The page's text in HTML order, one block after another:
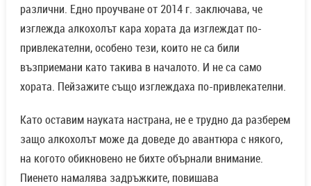
различни. Едно проучване от 2014 г. заключава, че
изглежда алкохолът кара хората да изглеждат по-
привлекателни, особено тези, които не са били
възприемани като такива в началото. И не са само
хората. Пейзажите също изглеждаха по-привлекателни.
Като оставим науката настрана, не е трудно да разберем
защо алкохолът може да доведе до авантюра с някого,
на когото обикновено не бихте обърнали внимание.
Пиенето намалява задръжките, повишава